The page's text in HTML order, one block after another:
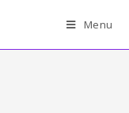
Menu